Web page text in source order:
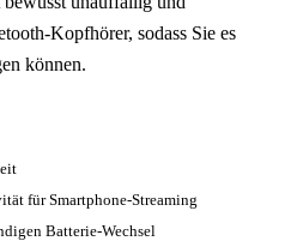
Kopfhörer, sodass Sie es
können.
für Smartphone-Streaming
Batterie-Wechsel